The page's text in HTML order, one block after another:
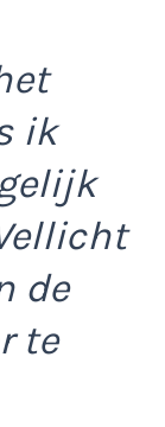
ik
de
te